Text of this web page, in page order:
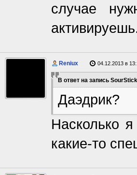
случае
Reniux 04.12.2013 в
В ответ на запись
Даэдрик?
Насколько
какие-то